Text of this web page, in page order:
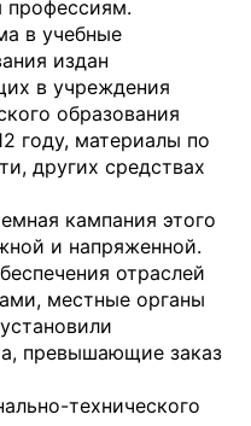
профессиям.
в учебные
издан
в учреждения
образования
году, материалы по
других средствах
кампания этого
и напряженной.
отраслей
местные органы
превышающие заказ
технического